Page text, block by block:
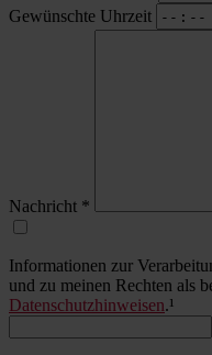
Gewünschte Uhrzeit
Nachricht *
Informationen zur
und zu meinen Rechten als
Datenschutzhinweisen.¹